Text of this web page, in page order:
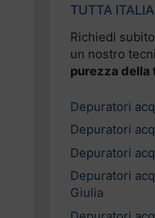
TUTTA ITALIA
Richiedi
un nostro
purezza della
Depuratori
Depuratori
Depuratori
Depuratori
Giulia